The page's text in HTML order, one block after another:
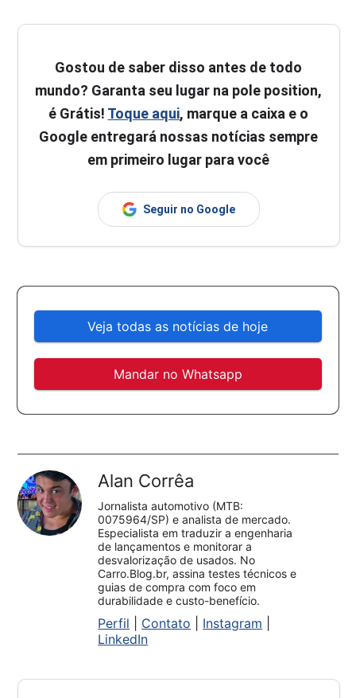
Gostou de saber disso antes de todo
mundo? Garanta seu lugar na pole position,
é Grátis! Toque aqui, marque a caixa e o
Google entregará nossas notícias sempre
em primeiro lugar para você
Seguir no Google
Veja todas as notícias de hoje
Mandar no Whatsapp
Alan Corrêa
Jornalista automotivo (MTB:
0075964/SP) e analista de mercado.
Especialista em traduzir a engenharia
de lançamentos e monitorar a
desvalorização de usados. No
Carro.Blog.br, assina testes técnicos e
guias de compra com foco em
durabilidade e custo-benefício.
Perfil Contato Instagram
LinkedIn